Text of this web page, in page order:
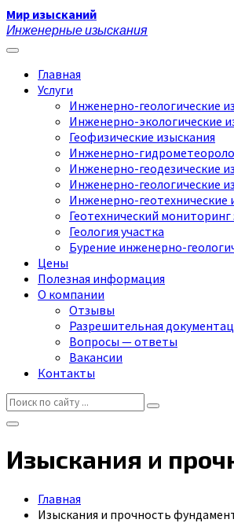
Мир изысканий
Инженерные изыскания
Главная
Услуги
Инженерно-геологические
Инженерно-экологические
Геофизические изыскания
Инженерно-
Инженерно-геодезические
Инженерно-геологические
Инженерно-геотехнические
Геотехнический
Геология участка
Бурение инженерно-
Цены
Полезная информация
О компании
Отзывы
Разрешительная
Вопросы — ответы
Вакансии
Контакты
Изыскания и
Главная
Изыскания и прочность